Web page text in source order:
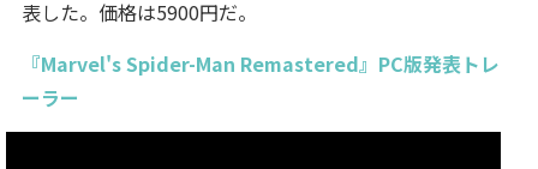
表した。価格は5900円だ。
『Marvel's Spider-Man Remastered』PC版発表トレ
ーラー